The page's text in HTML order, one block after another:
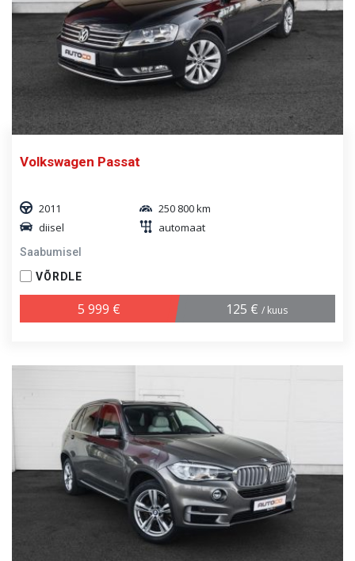
Volkswagen Passat
2011
250 800 km
diisel
automaat
Saabumisel
VÕRDLE
5 999 € 125 € / kuus